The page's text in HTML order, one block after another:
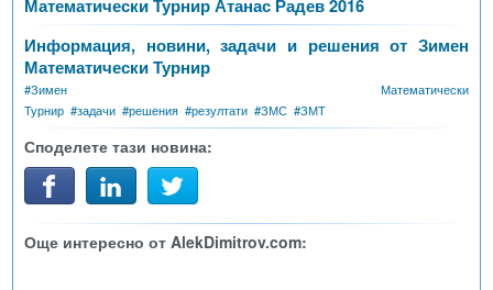
Математически Турнир Атанас Радев 2016
Информация, новини, задачи и решения от Зимен
Математически Турнир
#Зимен Математически
Турнир #задачи #решения #резултати #ЗМС #ЗМТ
Споделете тази новина:
Още интересно от AlekDimitrov.com: